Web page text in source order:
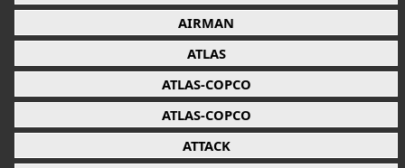
AIRMAN
ATLAS
ATLAS-COPCO
ATLAS-COPCO
ATTACK